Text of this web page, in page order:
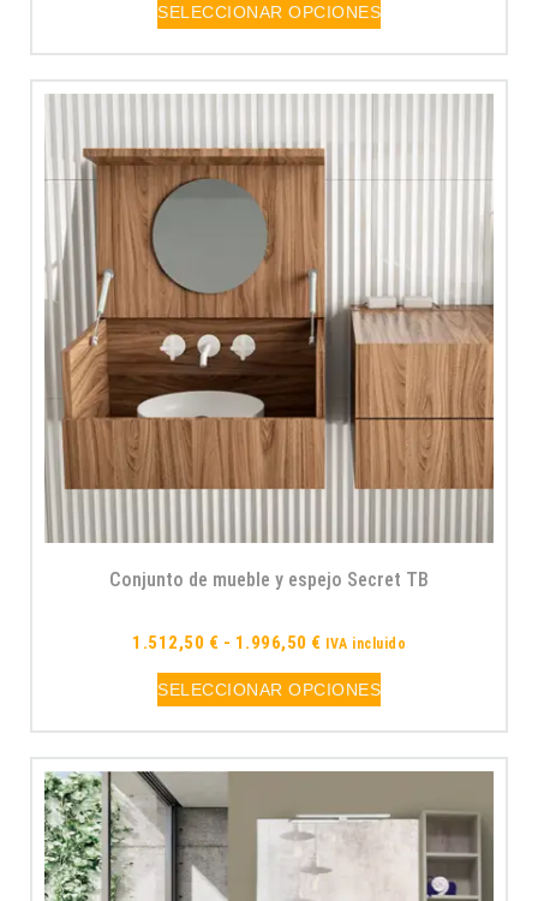
SELECCIONAR OPCIONES
Conjunto de mueble y espejo Secret TB
1.512,50 € - 1.996,50 € IVA incluido
SELECCIONAR OPCIONES